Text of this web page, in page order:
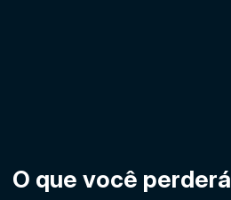
O que você perderá